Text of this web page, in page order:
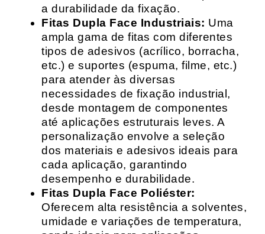
a durabilidade da fixação.
Fitas Dupla Face Industriais: Uma
ampla gama de fitas com diferentes
tipos de adesivos (acrílico, borracha,
etc.) e suportes (espuma, filme, etc.)
para atender às diversas
necessidades de fixação industrial,
desde montagem de componentes
até aplicações estruturais leves. A
personalização envolve a seleção
dos materiais e adesivos ideais para
cada aplicação, garantindo
desempenho e durabilidade.
Fitas Dupla Face Poliéster:
Oferecem alta resistência a solventes,
umidade e variações de temperatura,